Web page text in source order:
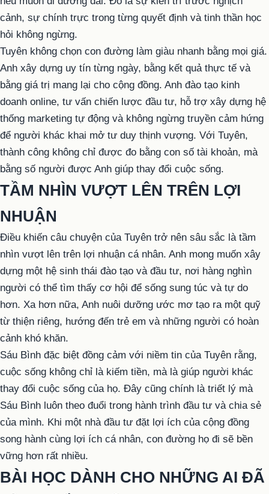
cảnh, sự chính trực trong từng quyết định và tinh thần học
hỏi không ngừng.
Tuyên không chọn con đường làm giàu nhanh bằng mọi giá.
Anh xây dựng uy tín từng ngày, bằng kết quả thực tế và
bằng giá trị mang lại cho cộng đồng. Anh đào tạo kinh
doanh online, tư vấn chiến lược đầu tư, hỗ trợ xây dựng hệ
thống marketing tự động và không ngừng truyền cảm hứng
để người khác khai mở tư duy thịnh vượng. Với Tuyên,
thành công không chỉ được đo bằng con số tài khoản, mà
bằng số người được Anh giúp thay đổi cuộc sống.
TẦM NHÌN VƯỢT LÊN TRÊN LỢI
NHUẬN
Điều khiến câu chuyện của Tuyên trở nên sâu sắc là tầm
nhìn vượt lên trên lợi nhuận cá nhân. Anh mong muốn xây
dựng một hệ sinh thái đào tạo và đầu tư, nơi hàng nghìn
người có thể tìm thấy cơ hội để sống sung túc và tự do
hơn. Xa hơn nữa, Anh nuôi dưỡng ước mơ tạo ra một quỹ
từ thiện riêng, hướng đến trẻ em và những người có hoàn
cảnh khó khăn.
Sáu Bình đặc biệt đồng cảm với niềm tin của Tuyên rằng,
cuộc sống không chỉ là kiếm tiền, mà là giúp người khác
thay đổi cuộc sống của họ. Đây cũng chính là triết lý mà
Sáu Bình luôn theo đuổi trong hành trình đầu tư và chia sẻ
của mình. Khi một nhà đầu tư đặt lợi ích của cộng đồng
song hành cùng lợi ích cá nhân, con đường họ đi sẽ bền
vững hơn rất nhiều.
BÀI HỌC DÀNH CHO NHỮNG AI ĐÃ